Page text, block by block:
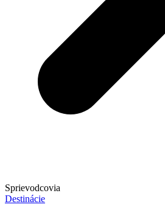
Sprievodcovia
Destinácie